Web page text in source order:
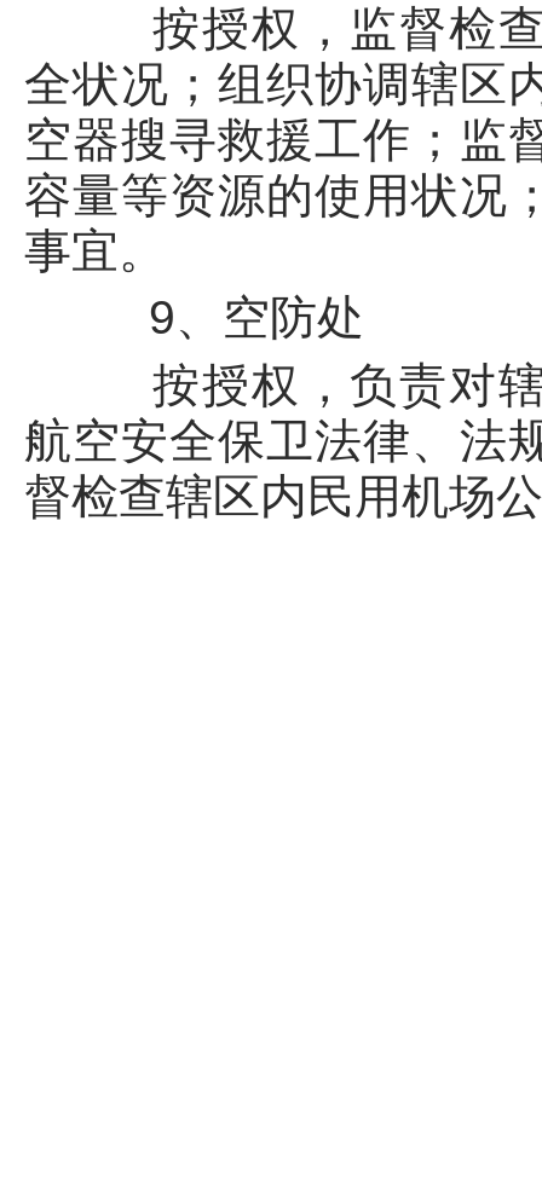
按授权，监督检查
全状况；组织协调辖区
空器搜寻救援工作；监
容量等资源的使用状况
事宜。
9、空防处
按授权，负责对辖
航空安全保卫法律、法
督检查辖区内民用机场